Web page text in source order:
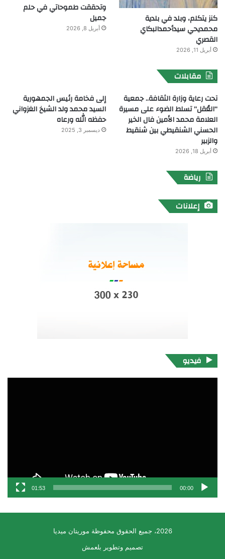
كنز يتكلم، وبلد في بلدية
محمديحي سيدأحمدالبكاي
القصري
أبريل 11, 2026
وتحققت طموحاتي في حلم
جميل
أبريل 8, 2026
مقابلات
تحت رعاية وزارة الثقافة.. جمعية
“العُقل” تسلط الضوء على مسيرة
العلامة محمد الأمين فال الخير
الحسني الشنقيطي بين شنقيط
والزبير
أبريل 18, 2026
إلى فخامة رئيس الجمهورية
السيد محمد ولد الشيخ الغزواني
حفظه الله ورعاه
ديسمبر 3, 2025
رياضة
إعلانات
فيديو
00:00
01:53
2026، جميع الحقوق محفوظة موريتان ميديا
تصميم وتطوير بلعمش